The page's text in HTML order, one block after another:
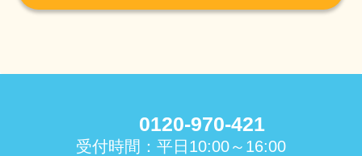
0120-970-421
受付時間：平日10:00～16:00